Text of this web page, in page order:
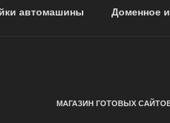
автомашины Доменное
МАГАЗИН ГОТОВЫХ САЙТОВ